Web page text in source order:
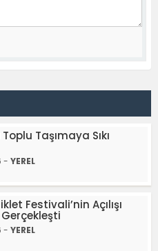
Taşımaya Sıkı
- YEREL
Festivali’nin Açılışı
- YEREL